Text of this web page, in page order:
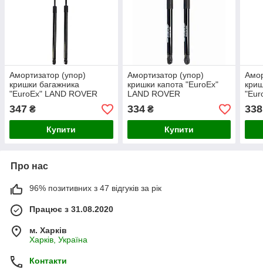
Амортизатор (упор)
кришки багажника
"EuroEx" LAND ROVER
FREELANDER 2 06 510N
540mm
347 ₴
Купити
Амортизатор (упор)
кришки капота "EuroEx"
LAND ROVER
FREELANDER 2 06 410N
320mm
334₴
Купити
338
Про нас
96% позитивних з 47 відгуків за рік
Працює з 31.08.2020
м. Харків
Харків, Україна
Контакти